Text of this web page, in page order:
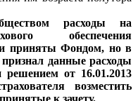
расходы на
обеспечения
приняты Фондом, но в
данные расходы
решением от 16.01.2013
возместить
к зачету.